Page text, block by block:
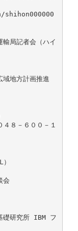
局記者会（ハイ
域地方計画推進
８－６００－１
会
礎研究所 IBM フ